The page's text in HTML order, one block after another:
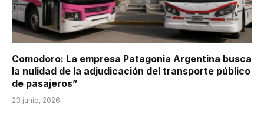
Comodoro: La empresa Patagonia Argentina busca
la nulidad de la adjudicación del transporte público
de pasajeros”
23 junio, 2026